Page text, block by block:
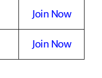
Join Now
Join Now